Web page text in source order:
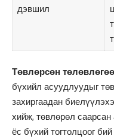
дэвшил
Төвлөрсөн
бүхийл асуудлуудыг
захиргаадан
хийж, төвлөрөл
ёс бүхий тогтолцоог